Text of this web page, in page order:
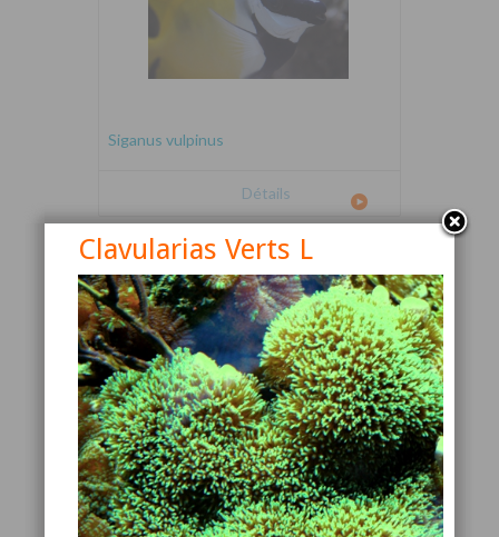
Siganus vulpinus
Détails
Canthigaster valentini
Détails
Clavularias Verts L